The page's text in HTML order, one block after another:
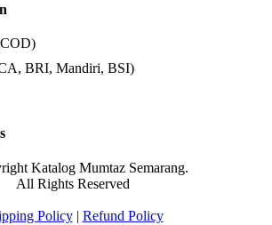
BRI, Mandiri, BSI)
Katalog Mumtaz Semarang.
All Rights Reserved
Policy| Refund Policy